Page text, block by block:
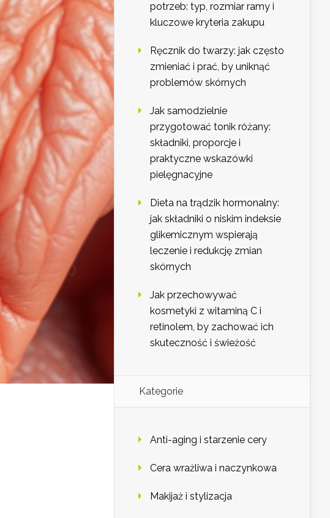
potrzeb: typ, rozmiar ramy i
kluczowe kryteria zakupu
Ręcznik do twarzy: jak często
zmieniać i prać, by uniknąć
problemów skórnych
Jak samodzielnie
przygotować tonik różany:
składniki, proporcje i
praktyczne wskazówki
pielęgnacyjne
Dieta na trądzik hormonalny:
jak składniki o niskim indeksie
glikemicznym wspierają
leczenie i redukcję zmian
skórnych
Jak przechowywać
kosmetyki z witaminą C i
retinolem, by zachować ich
skuteczność i świeżość
Kategorie
Anti-aging i starzenie cery
Cera wrażliwa i naczynkowa
Makijaż i stylizacja